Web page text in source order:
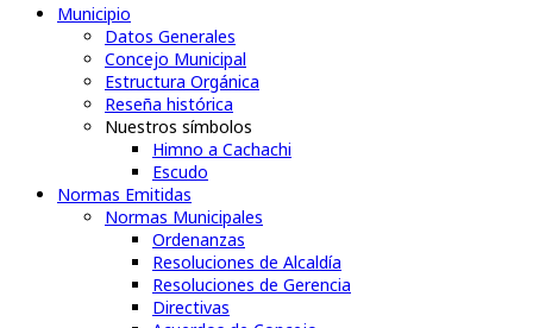
Municipio
Datos Generales
Concejo Municipal
Estructura Orgánica
Reseña histórica
Nuestros símbolos
Himno a Cachachi
Escudo
Normas Emitidas
Normas Municipales
Ordenanzas
Resoluciones de Alcaldía
Resoluciones de Gerencia
Directivas